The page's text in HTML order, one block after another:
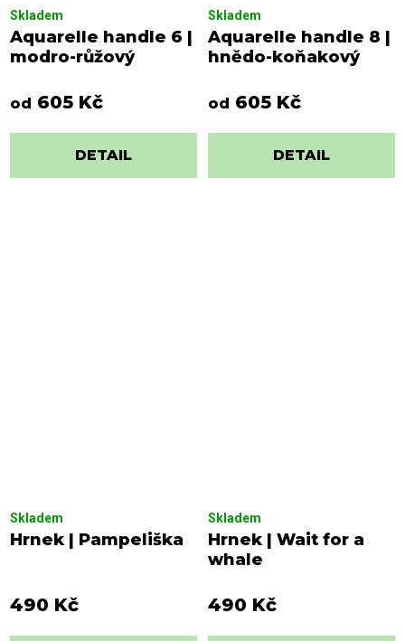
Aquarelle handle 6 |
modro-růžový
Skladem
od 605 Kč
DETAIL
Aquarelle handle 8 |
hnědo-koňakový
Skladem
od 605 Kč
DETAIL
Hrnek | Pampeliška
Skladem
490 Kč
Hrnek | Wait for a
whale
Skladem
490 Kč